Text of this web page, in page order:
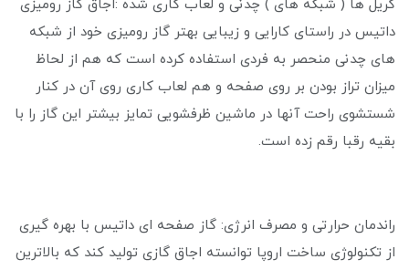
گریل ها ( شبکه های ) چدنی و لعاب کاری شده :اجاق گاز رومیزی
داتیس در راستای کارایی و زیبایی بهتر گاز رومیزی خود از شبکه
های چدنی منحصر به فردی استفاده کرده است که هم از لحاظ
میزان تراز بودن بر روی صفحه و هم لعاب کاری روی آن در کنار
شستشوی راحت آنها در ماشین ظرفشویی تمایز بیشتر این گاز را با
بقیه رقبا رقم زده است.
راندمان حرارتی و مصرف انرژی: گاز صفحه ای داتیس با بهره گیری
از تکنولوژی ساخت اروپا توانسته اجاق گازی تولید کند که بالاترین